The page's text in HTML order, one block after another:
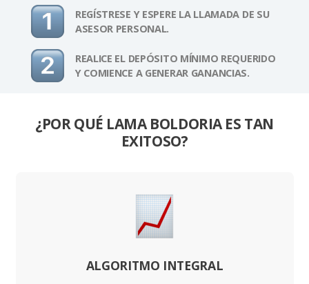
REGÍSTRESE Y ESPERE LA LLAMADA DE SU
ASESOR PERSONAL.
REALICE EL DEPÓSITO MÍNIMO REQUERIDO
Y COMIENCE A GENERAR GANANCIAS.
¿POR QUÉ LAMA BOLDORIA ES TAN
EXITOSO?
ALGORITMO INTEGRAL